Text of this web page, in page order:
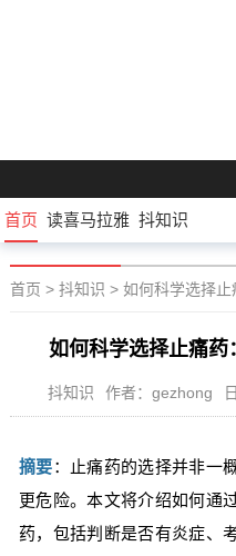
首页 读喜马拉雅 抖知识
首页 > 抖知识 > 如何科学选择
如何科学选择止痛
抖知识 作者：gezhong
摘要：止痛药的选择并非一
更危险。本文将介绍如何通
药，包括判断是否有炎症、